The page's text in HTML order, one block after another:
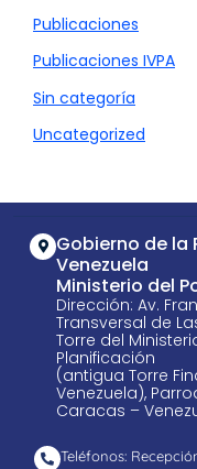
Publicaciones
Publicaciones IVPA
Sin categoría
Uncategorized
Gobierno de la
Venezuela
Ministerio del
Dirección: Av.
Transversal de
Torre del
Planificación
(antigua Torre
Venezuela),
Caracas –
Teléfonos: